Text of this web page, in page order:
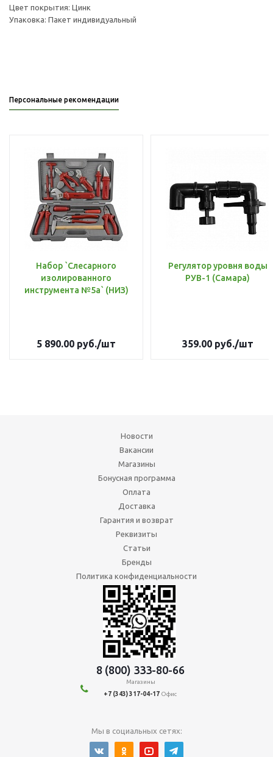
Цвет покрытия: Цинк
Упаковка: Пакет индивидуальный
Персональные рекомендации
Набор `Слесарного
изолированного
инструмента №5а` (НИЗ)
5 890.00 руб./шт
Регулятор уровня воды
РУВ-1 (Самара)
359.00руб./шт
Новости
Вакансии
Магазины
Бонусная программа
Оплата
Доставка
Гарантия и возврат
Реквизиты
Статьи
Бренды
Политика конфиденциальности
8 (800) 333-80-66
Магазины
+7 (343) 317-04-17 Офис
Мы в социальных сетях: